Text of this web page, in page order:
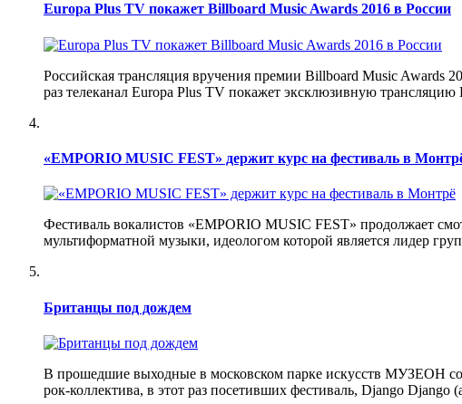
Europa Plus TV покажет Billboard Music Awards 2016 в России
Российская трансляция вручения премии Billboard Music Awards
раз телеканал Europa Plus TV покажет эксклюзивную
«EMPORIO MUSIC FEST» держит курс на фестиваль в
Фестиваль вокалистов «EMPORIO MUSIC FEST» продолжает
мультиформатной музыки, идеологом которой является лидер
Британцы под дождем
В прошедшие выходные в московском парке искусств МУЗЕОН
рок-коллектива, в этот раз посетивших фестиваль, Django